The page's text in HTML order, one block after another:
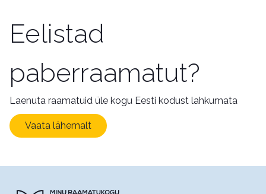
Eelistad
paberraamatut?
Laenuta raamatuid üle kogu Eesti kodust lahkumata
Vaata lähemalt